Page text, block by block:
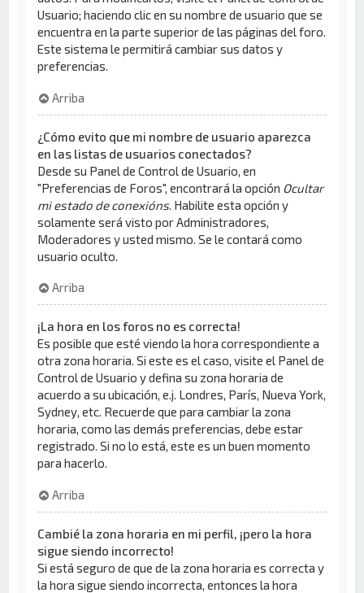
Usuario; haciendo clic en su nombre de usuario que se
encuentra en la parte superior de las páginas del foro.
Este sistema le permitirá cambiar sus datos y
preferencias.
Arriba
¿Cómo evito que mi nombre de usuario aparezca
en las listas de usuarios conectados?
Desde su Panel de Control de Usuario, en
"Preferencias de Foros", encontrará la opción Ocultar
mi estado de conexións. Habilite esta opción y
solamente será visto por Administradores,
Moderadores y usted mismo. Se le contará como
usuario oculto.
Arriba
¡La hora en los foros no es correcta!
Es posible que esté viendo la hora correspondiente a
otra zona horaria. Si este es el caso, visite el Panel de
Control de Usuario y defina su zona horaria de
acuerdo a su ubicación, e.j. Londres, París, Nueva York,
Sydney, etc. Recuerde que para cambiar la zona
horaria, como las demás preferencias, debe estar
registrado. Si no lo está, este es un buen momento
para hacerlo.
Arriba
Cambié la zona horaria en mi perfil, ¡pero la hora
sigue siendo incorrecto!
Si está seguro de que de la zona horaria es correcta y
la hora sigue siendo incorrecta, entonces la hora